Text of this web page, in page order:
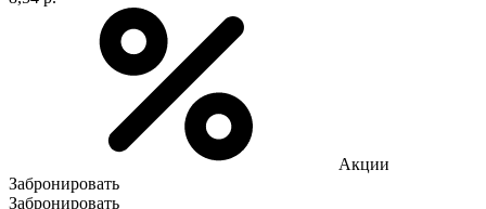
Акции
Забронировать
Забронировать